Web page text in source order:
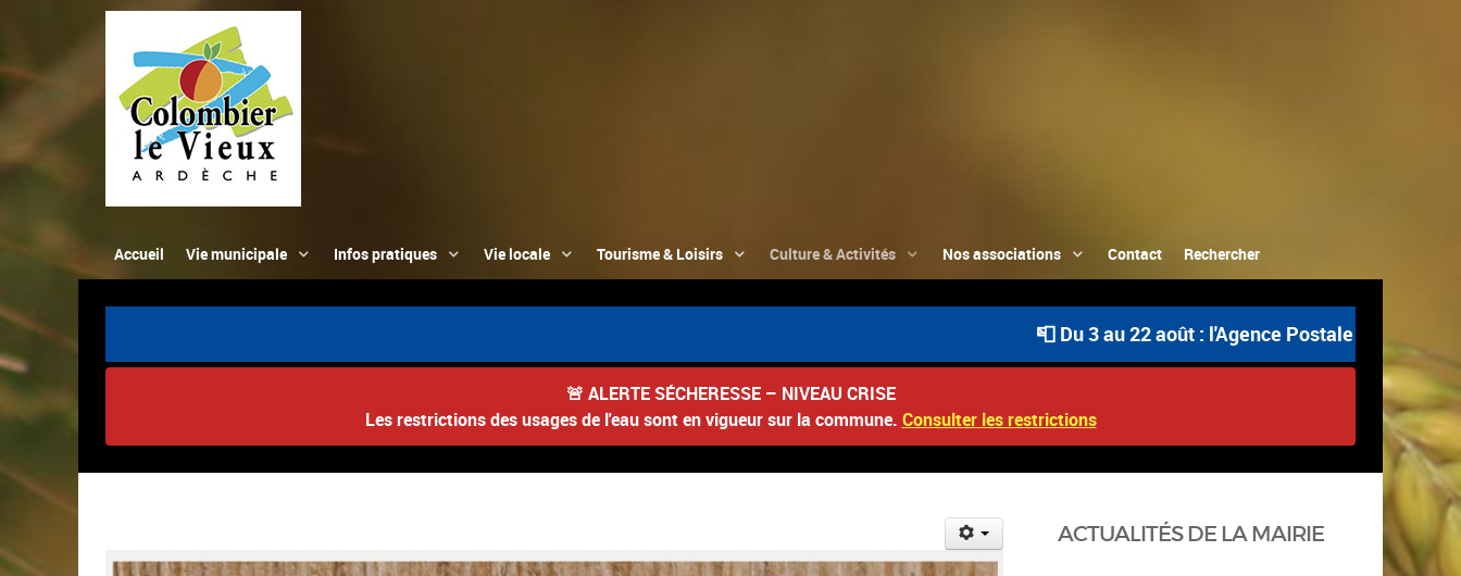
Accueil Vie municipale Infos pratiques Vie locale Tourisme & Loisirs Culture & Activités Nos associations Contact Rechercher
📮 Du 3 au 22 août : l'Agence Postale Communale
🚨 ALERTE SÉCHERESSE – NIVEAU CRISE
Les restrictions des usages de l'eau sont en vigueur sur la commune. Consulter les restrictions
ACTUALITÉS DE LA MAIRIE